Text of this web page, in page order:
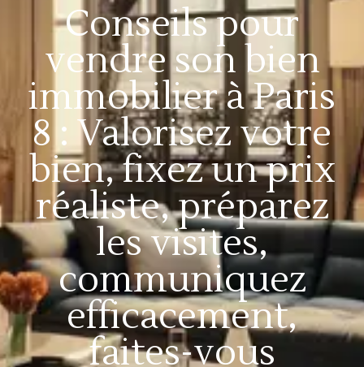
Conseils pour
vendre son bien
immobilier à Paris
8 : Valorisez votre
bien, fixez un prix
réaliste, préparez
les visites,
communiquez
efficacement,
faites-vous